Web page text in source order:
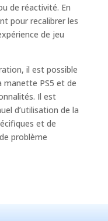
de réactivité. En
pour recalibrer les
de jeu
il est possible
manette PS5 et de
Il est
d’utilisation de la
et de
problème